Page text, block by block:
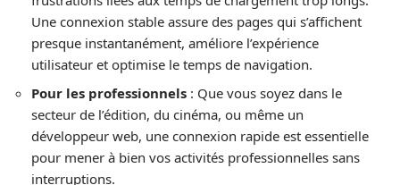
Une connexion stable assure des pages qui s’affichent
presque instantanément, améliore l’expérience
utilisateur et optimise le temps de navigation.
Pour les professionnels : Que vous soyez dans le
secteur de l’édition, du cinéma, ou même un
développeur web, une connexion rapide est essentielle
pour mener à bien vos activités professionnelles sans
interruptions.